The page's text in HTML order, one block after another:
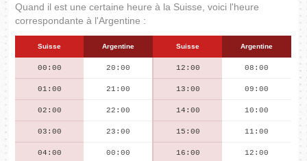
Quand il est une certaine heure à la Suisse, voici l'heure
correspondante à l'Argentine :
Suisse Argentine Suisse Argentine
00:00 20:00 12:00 08:00
01:00 21:00 13:00 09:00
02:00 22:00 14:00 10:00
03:00 23:00 15:00 11:00
04:00 00:00 16:00 12:00